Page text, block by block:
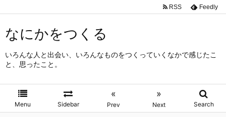
なにかをつくる
いろんな人と出会い、いろんなものをつくっていくなかで感じたこ
と、思ったこと。
Menu Sidebar
«
Prev
»
Next Search
RSS Feedly